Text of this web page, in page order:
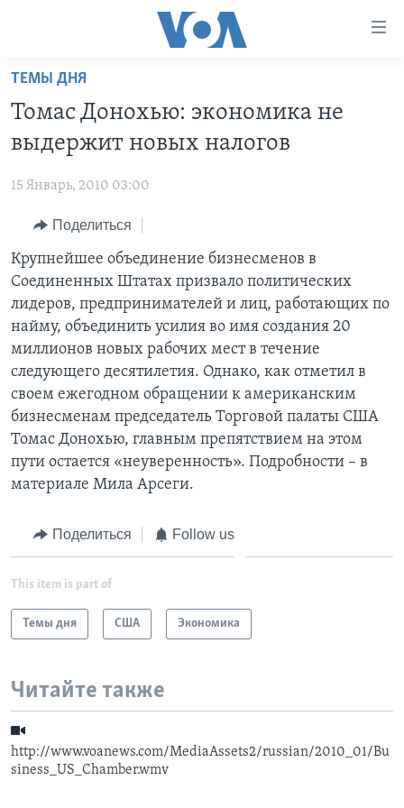
Перейти
основной
контент
навигации
Перейти
поиск
ПРОГРАММЫ
НОВОСТИ ЗА МИНУТУ
ИТОГИ
ПОЧЕМУ ЭТО ВАЖНО?
ДИСКУССИЯ VOA
ДЕТАЛИ
НЬЮ-ЙОРК NEW YORK
АМЕРИКА. БОЛЬШОЕ ПУТЕШЕСТВИЕ
ПРОЕКТЫ
УЧИМ АНГЛИЙСКИЙ
НАША АМЕРИКАНСКАЯ ИСТОРИЯ
А КАК В АМЕРИКЕ?
АРТЕФАКТЫ
АМЕРИКАНСКИЕ ГОРОДКИ
ТЕСТЫ
ЭКСПЕРТИЗА
ИНТЕРВЬЮ
ФАКТЫ ПРОТИВ ФЕЙКОВ
ЗА СВОБОДУ ПРЕССЫ
УЧИМ АНГЛИЙСКИЙ
ВИДЕО
ПОДПИСКА НА НОВОСТИ
Learning English
СОЦИАЛЬНЫЕ СЕТИ
ТЕМЫ ДНЯ
Томас Донохью: экономика не
выдержит новых налогов
15 Январь, 2010 03:00
Поделиться
Крупнейшее объединение бизнесменов в
Соединенных Штатах призвало политических
лидеров, предпринимателей и лиц, работающих по
найму, объединить усилия во имя создания 20
миллионов новых рабочих мест в течение
следующего десятилетия. Однако, как отметил в
своем ежегодном обращении к американским
бизнесменам председатель Торговой палаты США
Томас Донохью, главным препятствием на этом
пути остается «неуверенность». Подробности – в
материале Мила Арсеги.
Поделиться Follow us
This item is part of
Темы дня США Экономика
Читайте также
http://www.voanews.com/MediaAssets2/russian/2010_01/Bu
siness_US_Chamber.wmv